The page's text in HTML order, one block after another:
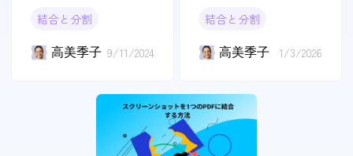
結合と分割
高美季子 9/11/2024
その解決策
結合と分割
高美季子 1/3/2026